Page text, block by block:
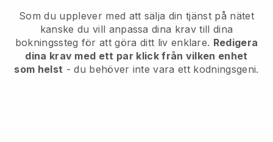
Som du upplever med att sälja din tjänst på nätet
kanske du vill anpassa dina krav till dina
bokningssteg för att göra ditt liv enklare. Redigera
dina krav med ett par klick från vilken enhet
som helst - du behöver inte vara ett kodningsgeni.